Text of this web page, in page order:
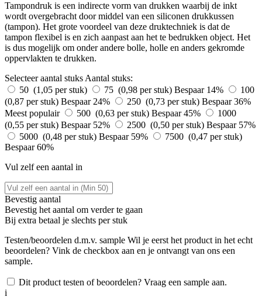
Tampondruk is een indirecte vorm van drukken waarbij de inkt
wordt overgebracht door middel van een siliconen drukkussen
(tampon). Het grote voordeel van deze druktechniek is dat de
tampon flexibel is en zich aanpast aan het te bedrukken object. Het
is dus mogelijk om onder andere bolle, holle en anders gekromde
oppervlakten te drukken.
Selecteer aantal stuksAantal stuks:
50 (1,05 per stuk)
75 (0,98 per stuk) Bespaar 14%
100
(0,87 per stuk) Bespaar 24% 250 (0,73 per stuk) Bespaar 36%
Meest populair
500 (0,63 per stuk) Bespaar 45%
1000
(0,55 per stuk) Bespaar 52% 2500 (0,50 per stuk) Bespaar 57%
5000 (0,48 per stuk) Bespaar 59%
7500 (0,47 per stuk)
Bespaar 60%
Vul zelf een aantal in
Bevestig aantal
Bevestig het aantal om verder te gaan
Bij extra betaal je slechts per stuk
Testen/beoordelen d.m.v. sample Wil je eerst het product in het echt
beoordelen? Vink de checkbox aan en je ontvangt van ons een
sample.
Dit product testen of beoordelen? Vraag een sample aan.
i